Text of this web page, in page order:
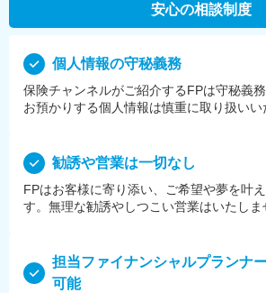
安心の相談制度
個⼈情報の守秘義務
保険チャンネルがご紹介するFPは守秘義務
お預かりする個⼈情報は慎重に取り扱いい
勧誘や営業は⼀切なし
FPはお客様に寄り添い、ご希望や夢を叶
す。無理な勧誘やしつこい営業はいたしま
担当ファイナンシャルプランナ
可能